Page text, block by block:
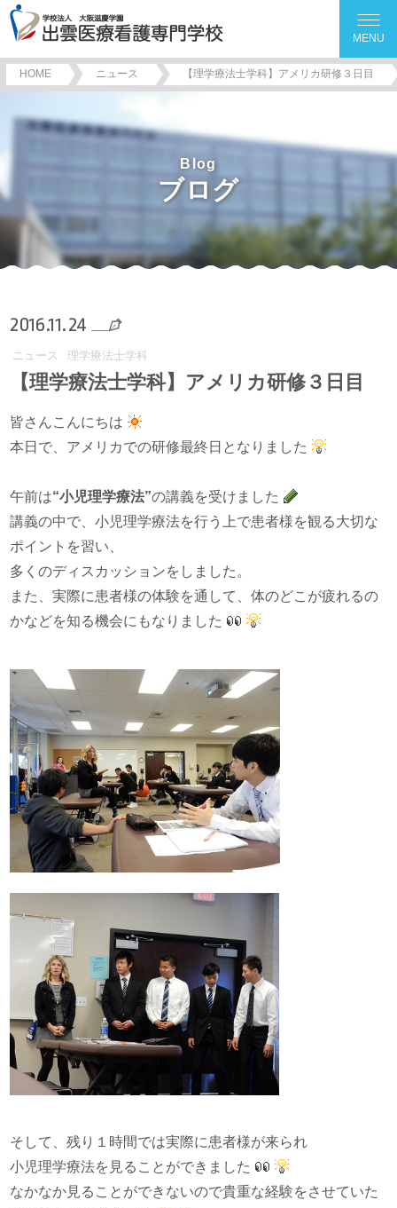
MENU
HOME ニュース 【理学療法士学科】アメリカ研修３日目
Blog
ブログ
2016.11.24
ニュース 理学療法士学科
【理学療法士学科】アメリカ研修３日目
皆さんこんにちは
本日で、アメリカでの研修最終日となりました
午前は“小児理学療法”の講義を受けました
講義の中で、小児理学療法を行う上で患者様を観る大切な
ポイントを習い、
多くのディスカッションをしました。
また、実際に患者様の体験を通して、体のどこが疲れるの
かなどを知る機会にもなりました
そして、残り１時間では実際に患者様が来られ
小児理学療法を見ることができました
なかなか見ることができないので貴重な経験をさせていた